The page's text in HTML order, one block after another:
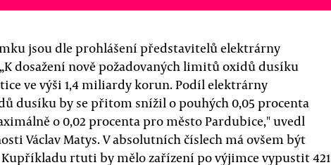
jsou dle prohlášení představitelů elektrárny
dosažení nově požadovaných limitů oxidů dusíku
ve výši 1,4 miliardy korun. Podíl elektrárny
dusíku by se přitom snížil o pouhých 0,05 procenta
o 0,02 procenta pro město Pardubice," uvedl
Václav Matys. V absolutních číslech má ovšem být
rtuti by mělo zařízení po výjimce vypustit 421